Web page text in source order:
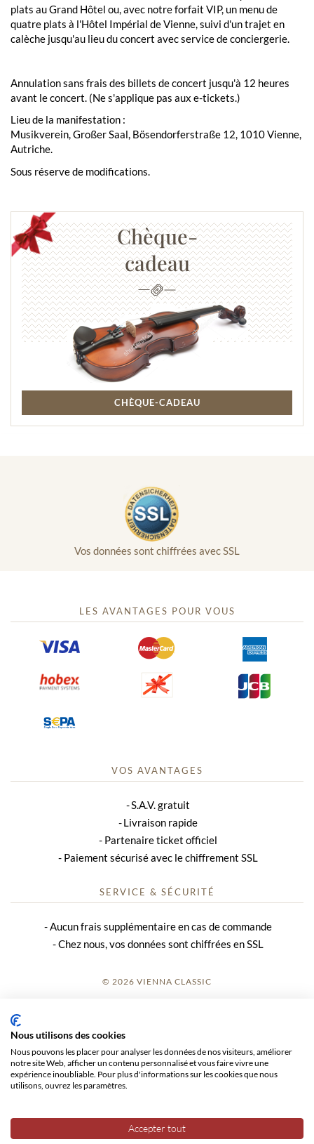
plats au Grand Hôtel ou, avec notre forfait VIP, un menu de
quatre plats à l'Hôtel Impérial de Vienne, suivi d'un trajet en
calèche jusqu'au lieu du concert avec service de conciergerie.
Annulation sans frais des billets de concert jusqu'à 12 heures
avant le concert. (Ne s'applique pas aux e-tickets.)
Lieu de la manifestation :
Musikverein, Großer Saal, Bösendorferstraße 12, 1010 Vienne,
Autriche.
Sous réserve de modifications.
Chèque-
cadeau
CHÈQUE-CADEAU
Vos données sont chiffrées avec SSL
LES AVANTAGES POUR VOUS
VOS AVANTAGES
S.A.V. gratuit
Livraison rapide
Partenaire ticket officiel
Paiement sécurisé avec le chiffrement SSL
SERVICE & SÉCURITÉ
Aucun frais supplémentaire en cas de commande
Chez nous, vos données sont chiffrées en SSL
© 2026 VIENNA CLASSIC
CGV
Nous utilisons des cookies
Nous pouvons les placer pour analyser les données de nos visiteurs, améliorer
notre site Web, afficher un contenu personnalisé et vous faire vivre une
expérience inoubliable. Pour plus d'informations sur les cookies que nous
utilisons, ouvrez les paramètres.
Accepter tout